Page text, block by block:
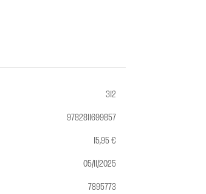
312
9782811699857
15,95 €
05/11/2025
7895773